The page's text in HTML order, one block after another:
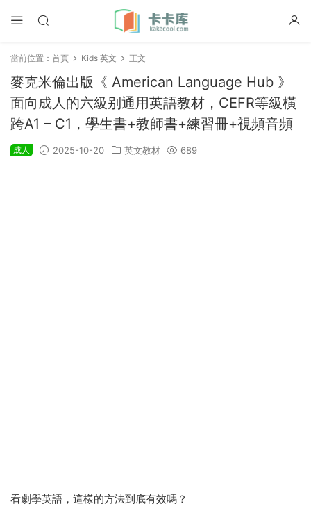
當前位置： 首頁 Kids 英文 正文
麥克米倫出版《 American Language Hub 》
面向成人的六級别通用英語教材，CEFR等級橫
跨A1 – C1，學生書+教師書+練習冊+視頻音頻
成人 2025-10-20 英文教材 689
看劇學英語，這樣的方法到底有效嗎？